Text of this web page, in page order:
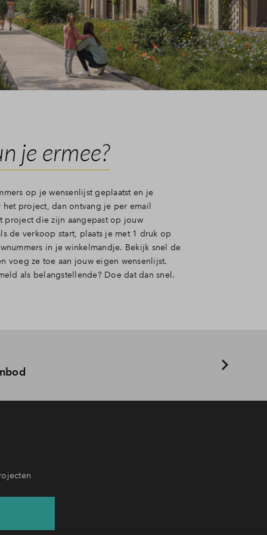
je ermee?
op je wensenlijst geplaatst en je
het project, dan ontvang je per email
project die zijn aangepast op jouw
de verkoop start, plaats je met 1 druk op
in je winkelmandje. Bekijk snel de
voeg ze toe aan jouw eigen wensenlijst.
als belangstellende? Doe dat dan snel.